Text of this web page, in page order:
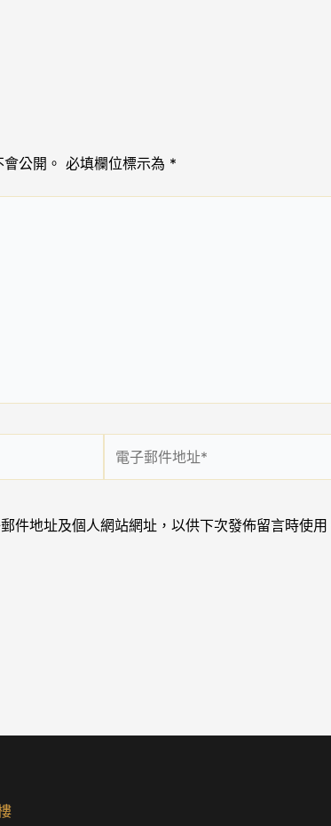
公開。 必填欄位標示為 *
件
地
件地址及個人網站網址，以供下次發佈留言時使用